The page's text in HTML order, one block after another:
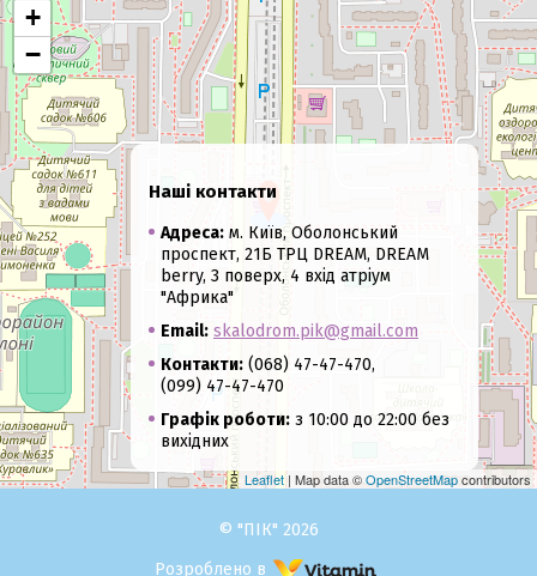
+
−
Leaflet | Map data ©OpenStreetMapcontributors
Наші контакти
Адреса: м. Київ, Оболонський
проспект, 21Б ТРЦ DREAM, DREAM
berry, 3 поверх, 4 вхід атріум
"Африка"
Email: skalodrom.pik@gmail.com
Контакти: (068) 47-47-470,
(099) 47-47-470
Графік роботи: з 10:00 до 22:00 без
вихідних
© "ПІК" 2026
Розроблено в